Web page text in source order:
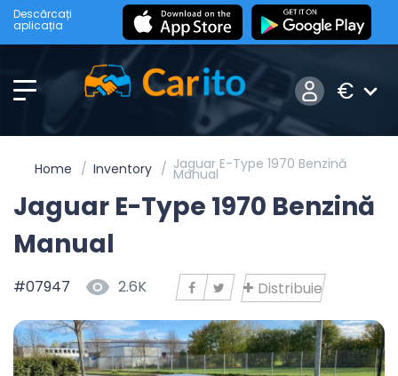
Descărcați
aplicația
€
Home Inventory Jaguar E-Type 1970 Benzină
Manual
Jaguar E-Type 1970 Benzină
Manual
#07947 2.6K Distribuie